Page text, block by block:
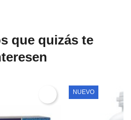
que quizás te
NUEVO